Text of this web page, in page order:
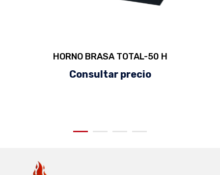
HORNO BRASA TOTAL-50 H
Consultar precio